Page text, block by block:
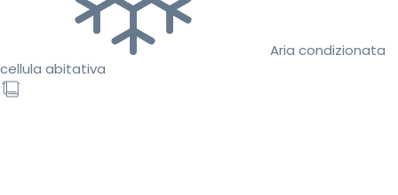
Aria condizionata
cellula abitativa